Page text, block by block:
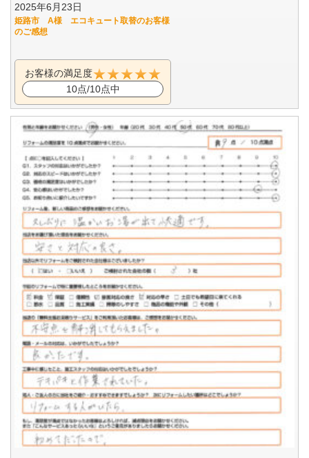
2025年6月23日
姫路市 A様 エコキュート取替のお客様
のご感想
お客様の満足度
10点/10点中